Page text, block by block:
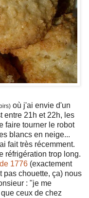
où j'ai envie d'un
entre 21h et 22h, les
faire tourner le robot
blancs en neige...
fait très récemment.
réfrigération trop long.
1776 (exactement
pas chouette, ça) nous
: "je me
ceux de chez